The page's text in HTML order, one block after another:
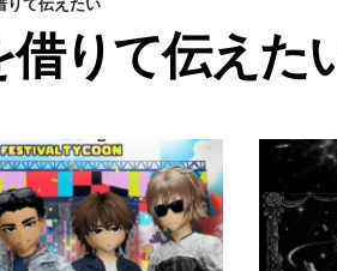
借りて伝えた